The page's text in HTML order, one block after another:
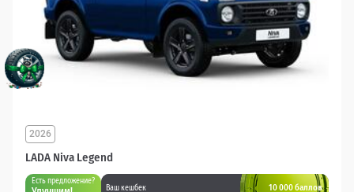
LADA Niva Legend
2026
Есть предложение?
Ваш кешбек 10 000 баллов